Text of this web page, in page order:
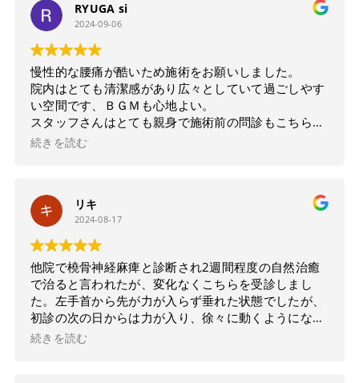
RYUGA si
2024-09-06
慢性的な腰痛が酷いため施術をお願いしました。
院内はとても清潔感があり広々としていて過ごしやす
い空間です、ＢＧＭも心地よい。
スタッフさんはとても親身で施術前の問診もこちらの
辛さを理解して寄り添ってくれるような感じで好印象
他と比べる要素が私にはありませんが、ここまで効果
があると思いませんでした！終わった後、体の可動域
が広がりバキバキだった体が軽い！快感です！
私生活のアフタフォローや、自宅でのストレッチのア
ドバイスも頂けて文句なしの☆５評価です
またすぐ
行くと思います
続きを読む
リキ
2024-08-17
他院で橈骨神経麻痺と診断され2週間程度の自然治癒
で治ると言われたが、変化なくこちらを受診しまし
た。左手首から先が力が入らず垂れた状態でしたが、
初診の次の日からは力が入り、徐々に動くようになり
ました。
続きを読む